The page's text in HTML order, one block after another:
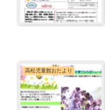
高松児童館おたより